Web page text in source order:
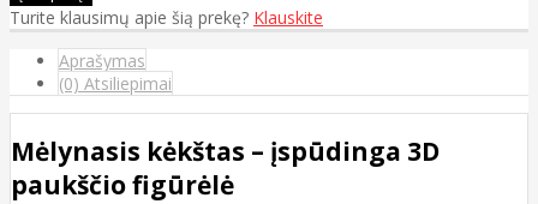
Turite klausimų apie šią prekę? Klauskite
Aprašymas
(0) Atsiliepimai
Mėlynasis kėkštas – įspūdinga 3D
paukščio figūrėlė